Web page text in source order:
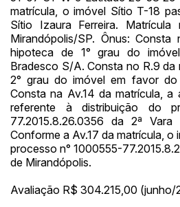
matrícula, o imóvel Sítio T-18
Sítio Izaura Ferreira.
Mirandópolis/SP. Ônus:
hipoteca de 1° grau do
Bradesco S/A. Consta no R.9 da
2° grau do imóvel em favor
Consta na Av.14 da matrícula, a
referente à distribuição do
77.2015.8.26.0356 da 2ª Vara
Conforme a Av.17 da matrícula,
processo n° 1000555-
de Mirandópolis.
Avaliação R$ 304.215,00 (junho/